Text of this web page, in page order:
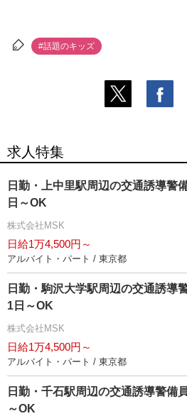
#話題のキッズ
求人特集
日勤・上中里駅周辺の交通誘導警
日～OK
株式会社MSK
日給1万4,500円～
アルバイト・パート / 東京都
日勤・駒沢大学駅周辺の交通誘導
1日～OK
株式会社MSK
日給1万4,500円～
アルバイト・パート / 東京都
日勤・千石駅周辺の交通誘導警備
～OK